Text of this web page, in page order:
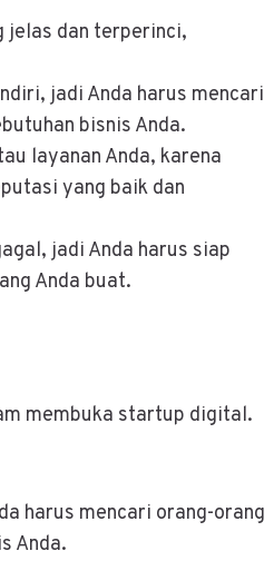
jelas dan terperinci,
jadi Anda harus mencari
bisnis Anda.
layanan Anda, karena
yang baik dan
jadi Anda harus siap
Anda buat.
membuka startup digital.
harus mencari orang-orang
Anda.